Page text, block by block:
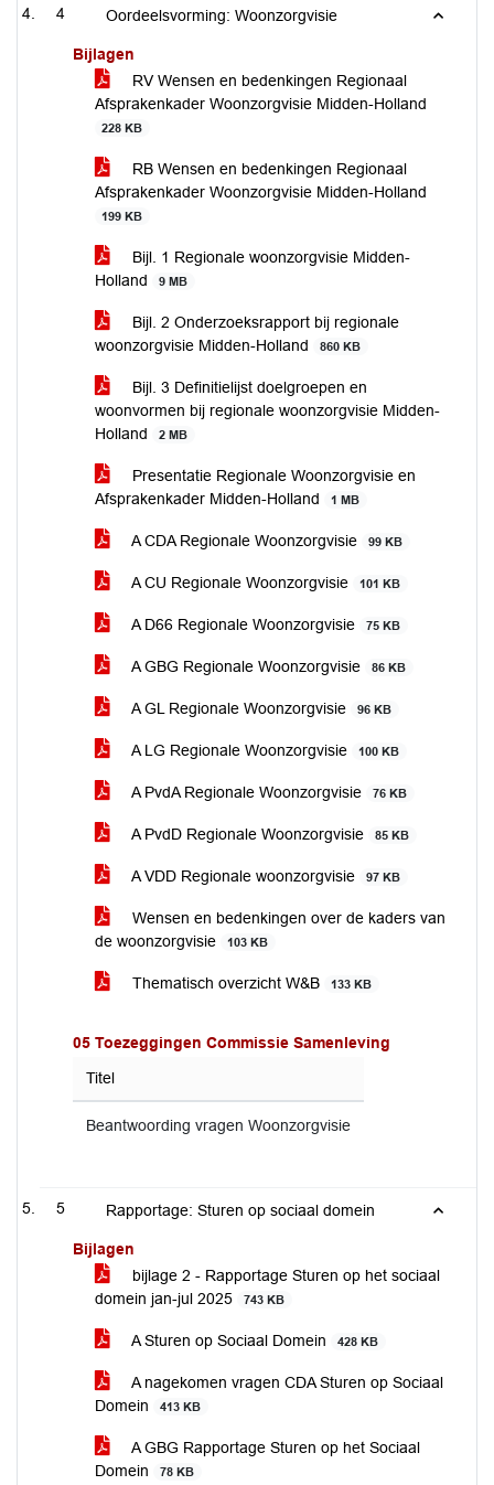
4 Oordeelsvorming: Woonzorgvisie
Bijlagen
RV Wensen en bedenkingen Regionaal
Afsprakenkader Woonzorgvisie Midden-Holland
228 KB
RB Wensen en bedenkingen Regionaal
Afsprakenkader Woonzorgvisie Midden-Holland
199 KB
Bijl. 1 Regionale woonzorgvisie Midden-
Holland
9 MB
Bijl. 2 Onderzoeksrapport bij regionale
woonzorgvisie Midden-Holland
860 KB
Bijl. 3 Definitielijst doelgroepen en
woonvormen bij regionale woonzorgvisie Midden-
Holland
2 MB
Presentatie Regionale Woonzorgvisie en
Afsprakenkader Midden-Holland
1 MB
A CDA Regionale Woonzorgvisie 99 KB
A CU Regionale Woonzorgvisie 101 KB
A D66 Regionale Woonzorgvisie 75 KB
A GBG Regionale Woonzorgvisie 86 KB
A GL Regionale Woonzorgvisie 96 KB
A LG Regionale Woonzorgvisie 100 KB
A PvdA Regionale Woonzorgvisie 76 KB
A PvdD Regionale Woonzorgvisie 85 KB
A VDD Regionale woonzorgvisie 97 KB
Wensen en bedenkingen over de kaders van
de woonzorgvisie
103 KB
Thematisch overzicht W&B 133 KB
05 Toezeggingen Commissie Samenleving
Titel
Beantwoording vragen Woonzorgvisie
5 Rapportage: Sturen op sociaal domein
Bijlagen
bijlage 2 - Rapportage Sturen op het sociaal
domein jan-jul 2025
743 KB
A Sturen op Sociaal Domein 428 KB
A nagekomen vragen CDA Sturen op Sociaal
Domein
413 KB
A GBG Rapportage Sturen op het Sociaal
Domein
78 KB